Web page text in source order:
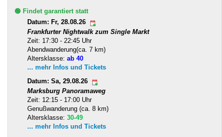
🟢 Findet garantiert statt
Datum: Fr, 28.08.26
Frankfurter Nightwalk zum Single Markt
Zeit: 17:30 - 22:45 Uhr
Abendwanderung(ca. 7 km)
Altersklasse: ab 40
... mehr Infos und Tickets
Datum: Sa, 29.08.26
Marksburg Panoramaweg
Zeit: 12:15 - 17:00 Uhr
Genußwanderung (ca. 8 km)
Altersklasse: 30-49
... mehr Infos und Tickets